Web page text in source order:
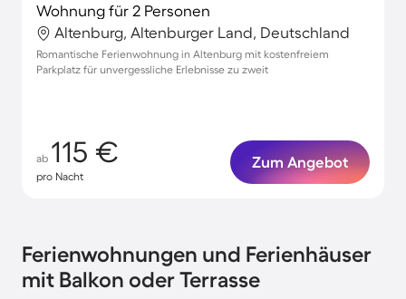
Wohnung für 2 Personen
Altenburg, Altenburger Land, Deutschland
Romantische Ferienwohnung in Altenburg mit kostenfreiem
Parkplatz für unvergessliche Erlebnisse zu zweit
ab 115 €
pro Nacht
Zum Angebot
Ferienwohnungen und Ferienhäuser
mit Balkon oder Terrasse